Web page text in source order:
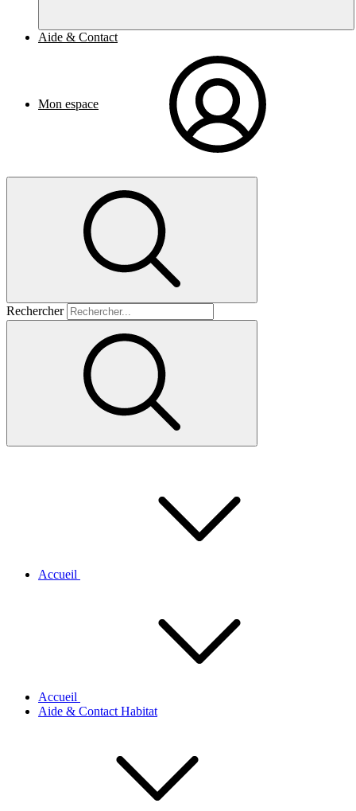
Aide & Contact
Mon espace
Rechercher
Accueil
Accueil
Aide & Contact Habitat